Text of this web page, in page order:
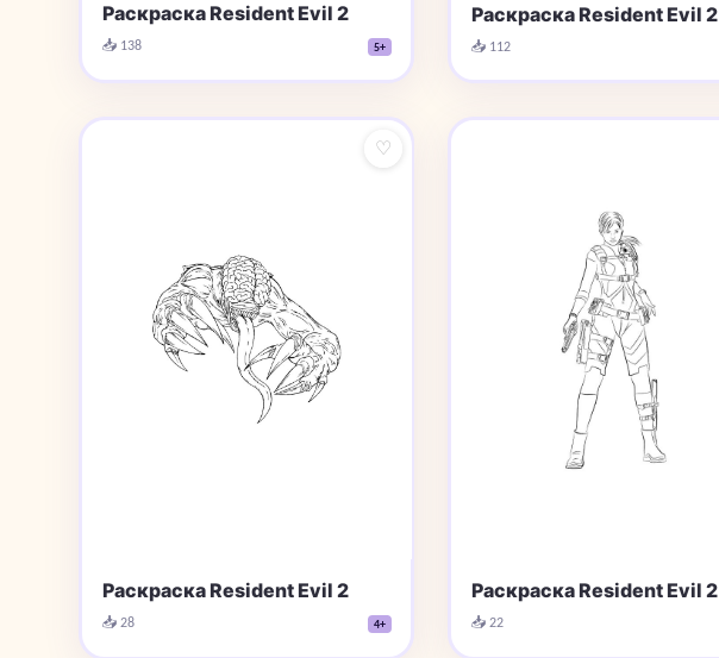
Раскраска Resident Evil 2
📥 138 5+
Раскраска Resident Evil 2
📥 112
♡
Раскраска Resident Evil 2
📥 28 4+
Раскраска Resident Evil 2
📥 22